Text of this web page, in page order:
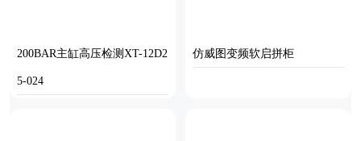
200BAR主缸高压检测XT-12D2
5-024
仿威图变频软启拼柜